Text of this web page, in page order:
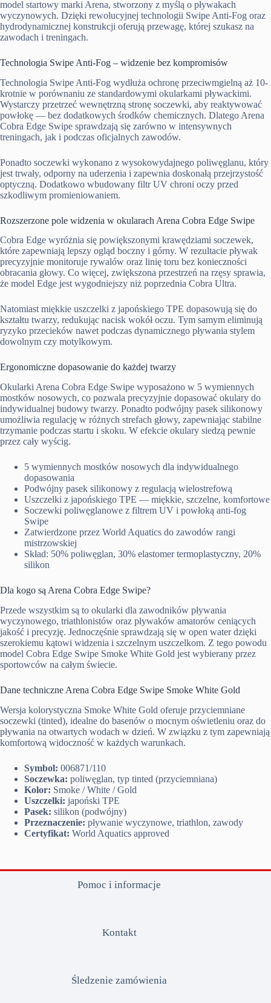
model startowy marki Arena, stworzony z myślą o pływakach
wyczynowych. Dzięki rewolucyjnej technologii Swipe Anti-Fog oraz
hydrodynamicznej konstrukcji oferują przewagę, której szukasz na
zawodach i treningach.
Technologia Swipe Anti-Fog – widzenie bez kompromisów
Technologia Swipe Anti-Fog wydłuża ochronę przeciwmgielną aż 10-
krotnie w porównaniu ze standardowymi okularkami pływackimi.
Wystarczy przetrzeć wewnętrzną stronę soczewki, aby reaktywować
powłokę — bez dodatkowych środków chemicznych. Dlatego Arena
Cobra Edge Swipe sprawdzają się zarówno w intensywnych
treningach, jak i podczas oficjalnych zawodów.
Ponadto soczewki wykonano z wysokowydajnego poliwęglanu, który
jest trwały, odporny na uderzenia i zapewnia doskonałą przejrzystość
optyczną. Dodatkowo wbudowany filtr UV chroni oczy przed
szkodliwym promieniowaniem.
Rozszerzone pole widzenia w okularach Arena Cobra Edge Swipe
Cobra Edge wyróżnia się powiększonymi krawędziami soczewek,
które zapewniają lepszy ogląd boczny i górny. W rezultacie pływak
precyzyjnie monitoruje rywalów oraz linię toru bez konieczności
obracania głowy. Co więcej, zwiększona przestrzeń na rzęsy sprawia,
że model Edge jest wygodniejszy niż poprzednia Cobra Ultra.
Natomiast miękkie uszczelki z japońskiego TPE dopasowują się do
kształtu twarzy, redukując nacisk wokół oczu. Tym samym eliminują
ryzyko przecieków nawet podczas dynamicznego pływania stylem
dowolnym czy motylkowym.
Ergonomiczne dopasowanie do każdej twarzy
Okularki Arena Cobra Edge Swipe wyposażono w 5 wymiennych
mostków nosowych, co pozwala precyzyjnie dopasować okulary do
indywidualnej budowy twarzy. Ponadto podwójny pasek silikonowy
umożliwia regulację w różnych strefach głowy, zapewniając stabilne
trzymanie podczas startu i skoku. W efekcie okulary siedzą pewnie
przez cały wyścig.
5 wymiennych mostków nosowych dla indywidualnego
dopasowania
Podwójny pasek silikonowy z regulacją wielostrefową
Uszczelki z japońskiego TPE — miękkie, szczelne, komfortowe
Soczewki poliwęglanowe z filtrem UV i powłoką anti-fog
Swipe
Zatwierdzone przez World Aquatics do zawodów rangi
mistrzowskiej
Skład: 50% poliwęglan, 30% elastomer termoplastyczny, 20%
silikon
Dla kogo są Arena Cobra Edge Swipe?
Przede wszystkim są to okularki dla zawodników pływania
wyczynowego, triathlonistów oraz pływaków amatorów ceniących
jakość i precyzję. Jednoczęśnie sprawdzają się w open water dzięki
szerokiemu kątowi widzenia i szczelnym uszczelkom. Z tego powodu
model Cobra Edge Swipe Smoke White Gold jest wybierany przez
sportowców na całym świecie.
Dane techniczne Arena Cobra Edge Swipe Smoke White Gold
Wersja kolorystyczna Smoke White Gold oferuje przyciemniane
soczewki (tinted), idealne do basenów o mocnym oświetleniu oraz do
pływania na otwartych wodach w dzień. W związku z tym zapewniają
komfortową widoczność w każdych warunkach.
Symbol: 006871/110
Soczewka: poliwęglan, typ tinted (przyciemniana)
Kolor: Smoke / White / Gold
Uszczelki: japoński TPE
Pasek: silikon (podwójny)
Przeznaczenie: pływanie wyczynowe, triathlon, zawody
Certyfikat: World Aquatics approved
Pomoc i informacje
Kontakt
Śledzenie zamówienia